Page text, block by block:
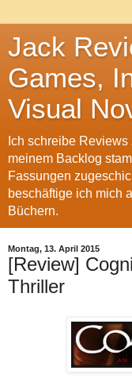
Jack
Games,
Visual
Ich schreibe
meinem Backlog
Fassungen
beschäftige ich mich
Büchern.
Montag, 13. April 2015
[Review]
Thriller